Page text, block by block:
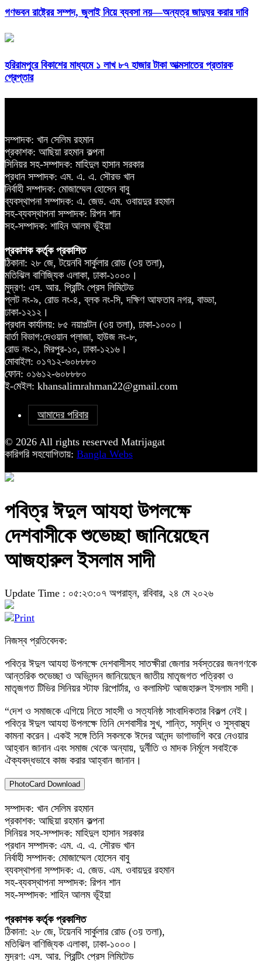
গণভবন রাষ্ট্রের সম্পদ, জুলাই নিয়ে ব্যবসা নয়—অন্যত্র জাদুঘর করার দাবি
হরিরামপুরে বিকাশের মাধ্যমে ১ লাখ ৮৭ হাজার টাকা আত্মসাতের প্রতারক
গ্রেপ্তার
সম্পাদক: খান সেলিম রহমান
প্রকাশক: আছিয়া রহমান কল্পনা
সিনিয়র সহ-সম্পাদক: মাহিদুল হাসান সরকার
প্রধান সম্পাদক: এম. এ. এ. সৌরভ খান
নির্বাহী সম্পাদক: মোজাম্মেল হোসেন বাবু
ব্যবস্থাপনা সম্পাদক: এ. জেড. এম. ওবায়দুর রহমান
সহ-ব্যবস্থাপনা সম্পাদক: রিপন শান
সহ-সম্পাদক: শাহিন আলম ভূঁইয়া
প্রকাশক কর্তৃক প্রকাশিত
ঠিকানা: ২৮ জে, টয়েনবি সার্কুলার রোড (৩য় তলা),
মতিঝিল বাণিজ্যিক এলাকা, ঢাকা-১০০০।
মুদ্রণ: এস. আর. প্রিন্টিং প্রেস লিমিটেড
প্লট নং-৯, রোড নং-৪, ব্লক নং-সি, দক্ষিণ আফতাব নগর, বাড্ডা,
ঢাকা-১২১২।
প্রধান কার্যালয়: ৮৫ নয়াপল্টন (৩য় তলা), ঢাকা-১০০০।
বার্তা বিভাগ:দেওয়ান প্লাজা, হাউজ নং-৮,
রোড নং-১, মিরপুর-১০, ঢাকা-১২১৬।
মোবাইল: ০১৭১২-৬০৮৮৮০
ফোন: ০১৬১২-৬০৮৮৮০
ই-মেইল: khansalimrahman22@gmail.com
আমাদের পরিবার
© 2026 All rights reserved Matrijagat
কারিগরি সহযোগিতায়: Bangla Webs
পবিত্র ঈদুল আযহা উপলক্ষে
দেশবাসীকে শুভেচ্ছা জানিয়েছেন
আজহারুল ইসলাম সাদী
Update Time : ০৫:২৩:০৭ অপরাহ্ন, রবিবার, ২৪ মে ২০২৬
নিজস্ব প্রতিবেদক:
পবিত্র ঈদুল আযহা উপলক্ষে দেশবাসীসহ সাতক্ষীরা জেলার সর্বস্তরের জনগণকে
আন্তরিক শুভেচ্ছা ও অভিনন্দন জানিয়েছেন জাতীয় মাতৃজগত পত্রিকা ও
মাতৃজগত টিভির সিনিয়র স্টাফ রিপোর্টার, ও কলামিস্ট আজহারুল ইসলাম সাদী।
“দেশ ও সমাজকে এগিয়ে নিতে সাহসী ও সত্যনিষ্ঠ সাংবাদিকতার বিকল্প নেই।
পবিত্র ঈদুল আযহা উপলক্ষে তিনি দেশবাসীর সুখ, শান্তি, সমৃদ্ধি ও সুস্বাস্থ্য
কামনা করেন। একই সঙ্গে তিনি সকলকে ঈদের আনন্দ ভাগাভাগি করে নেওয়ার
আহ্বান জানান এবং সমাজ থেকে অন্যায়, দুর্নীতি ও মাদক নির্মূলে সবাইকে
ঐক্যবদ্ধভাবে কাজ করার আহ্বান জানান।
PhotoCard Download
সম্পাদক: খান সেলিম রহমান
প্রকাশক: আছিয়া রহমান কল্পনা
সিনিয়র সহ-সম্পাদক: মাহিদুল হাসান সরকার
প্রধান সম্পাদক: এম. এ. এ. সৌরভ খান
নির্বাহী সম্পাদক: মোজাম্মেল হোসেন বাবু
ব্যবস্থাপনা সম্পাদক: এ. জেড. এম. ওবায়দুর রহমান
সহ-ব্যবস্থাপনা সম্পাদক: রিপন শান
সহ-সম্পাদক: শাহিন আলম ভূঁইয়া
প্রকাশক কর্তৃক প্রকাশিত
ঠিকানা: ২৮ জে, টয়েনবি সার্কুলার রোড (৩য় তলা),
মতিঝিল বাণিজ্যিক এলাকা, ঢাকা-১০০০।
মুদ্রণ: এস. আর. প্রিন্টিং প্রেস লিমিটেড